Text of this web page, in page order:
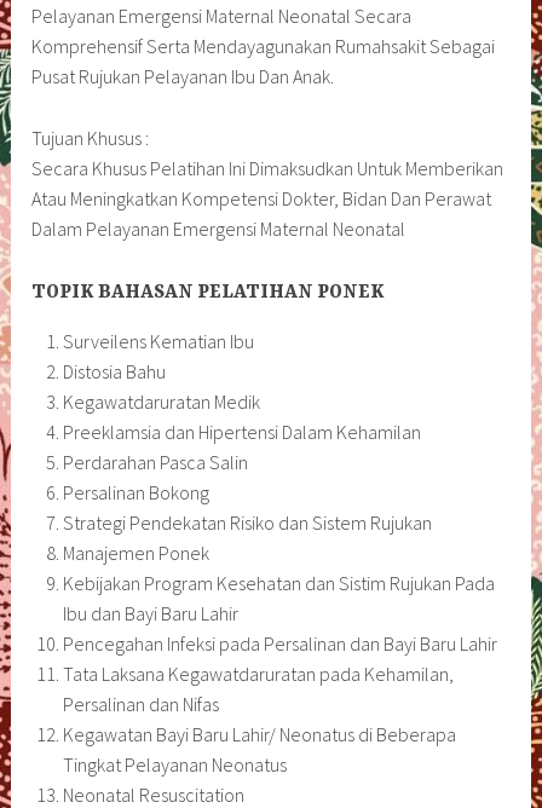
Pelayanan Emergensi Maternal Neonatal Secara
Komprehensif Serta Mendayagunakan Rumahsakit Sebagai
Pusat Rujukan Pelayanan Ibu Dan Anak.
Tujuan Khusus :
Secara Khusus Pelatihan Ini Dimaksudkan Untuk Memberikan
Atau Meningkatkan Kompetensi Dokter, Bidan Dan Perawat
Dalam Pelayanan Emergensi Maternal Neonatal
TOPIK BAHASAN PELATIHAN PONEK
Surveilens Kematian Ibu
Distosia Bahu
Kegawatdaruratan Medik
Preeklamsia dan Hipertensi Dalam Kehamilan
Perdarahan Pasca Salin
Persalinan Bokong
Strategi Pendekatan Risiko dan Sistem Rujukan
Manajemen Ponek
Kebijakan Program Kesehatan dan Sistim Rujukan Pada
Ibu dan Bayi Baru Lahir
Pencegahan Infeksi pada Persalinan dan Bayi Baru Lahir
Tata Laksana Kegawatdaruratan pada Kehamilan,
Persalinan dan Nifas
Kegawatan Bayi Baru Lahir/ Neonatus di Beberapa
Tingkat Pelayanan Neonatus
Neonatal Resuscitation